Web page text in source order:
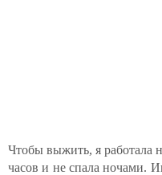
Чтобы выжить, я работала
часов и не спала ночами.